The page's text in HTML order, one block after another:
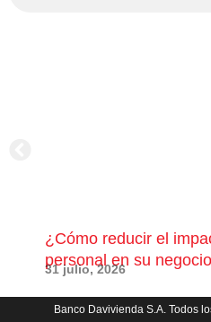
¿Cómo reducir el
personal en su
31 julio, 2026
Banco Davivienda S.A. Todos